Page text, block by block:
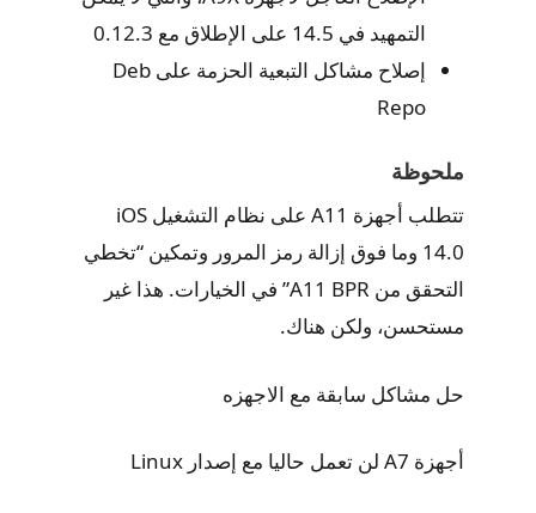
التمهيد في 14.5 على الإطلاق مع 0.12.3
إصلاح مشاكل التبعية الحزمة على Deb
Repo
ملحوظة
تتطلب أجهزة A11 على نظام التشغيل iOS
14.0 وما فوق إزالة رمز المرور وتمكين “تخطي
التحقق من A11 BPR” في الخيارات. هذا غير
مستحسن، ولكن هناك.
حل مشاكل سابقة مع الاجهزه
أجهزة A7 لن تعمل حاليا مع إصدار Linux